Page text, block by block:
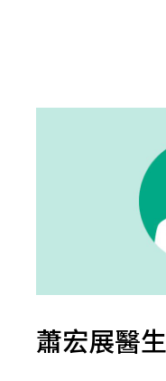
蕭宏展醫生